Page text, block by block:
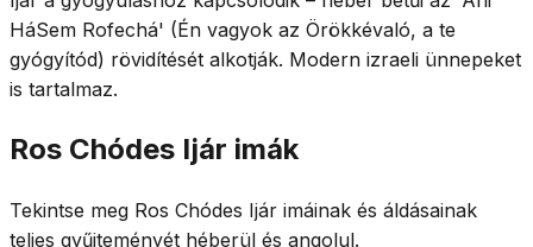
HáSem Rofechá' (Én vagyok az Örökkévaló, a te
gyógyítód) rövidítését alkotják. Modern izraeli ünnepeket
is tartalmaz.
Ros Chódes Ijár imák
Tekintse meg Ros Chódes Ijár imáinak és áldásainak
teljes gyűjteményét héberül és angolul.